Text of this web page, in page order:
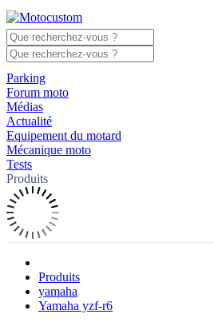
Parking
Forum moto
Médias
Actualité
Equipement du motard
Mécanique moto
Tests
Produits
Produits
yamaha
Yamaha yzf-r6